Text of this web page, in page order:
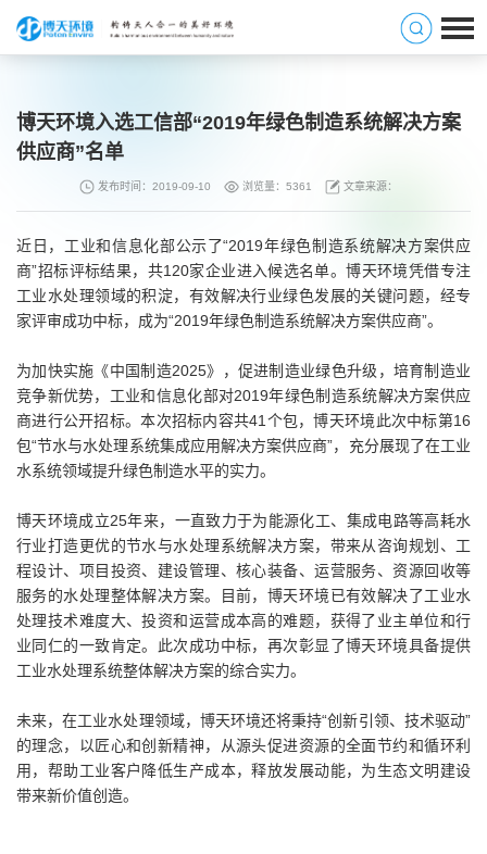
博天环境入选工信部“2019年绿色制造系统解决方案
供应商”名单
发布时间：2019-09-10 浏览量：5361 文章来源：
近日，工业和信息化部公示了“2019年绿色制造系统解决方案供应
商”招标评标结果，共120家企业进入候选名单。博天环境凭借专注
工业水处理领域的积淀，有效解决行业绿色发展的关键问题，经专
家评审成功中标，成为“2019年绿色制造系统解决方案供应商”。
为加快实施《中国制造2025》，促进制造业绿色升级，培育制造业
竞争新优势，工业和信息化部对2019年绿色制造系统解决方案供应
商进行公开招标。本次招标内容共41个包，博天环境此次中标第16
包“节水与水处理系统集成应用解决方案供应商”，充分展现了在工业
水系统领域提升绿色制造水平的实力。
博天环境成立25年来，一直致力于为能源化工、集成电路等高耗水
行业打造更优的节水与水处理系统解决方案，带来从咨询规划、工
程设计、项目投资、建设管理、核心装备、运营服务、资源回收等
服务的水处理整体解决方案。目前，博天环境已有效解决了工业水
处理技术难度大、投资和运营成本高的难题，获得了业主单位和行
业同仁的一致肯定。此次成功中标，再次彰显了博天环境具备提供
工业水处理系统整体解决方案的综合实力。
未来，在工业水处理领域，博天环境还将秉持“创新引领、技术驱动”
的理念，以匠心和创新精神，从源头促进资源的全面节约和循环利
用，帮助工业客户降低生产成本，释放发展动能，为生态文明建设
带来新价值创造。